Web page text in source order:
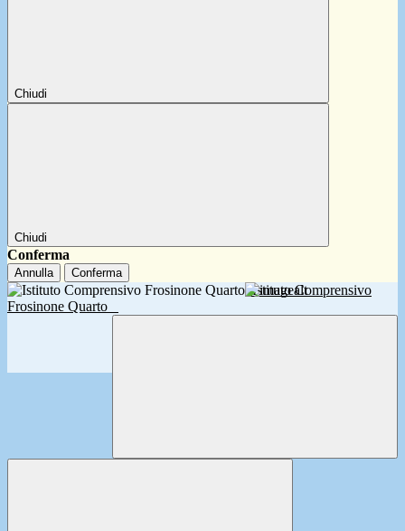
Chiudi
Chiudi
Conferma
Annulla Conferma
Istituto Comprensivo
Frosinone Quarto